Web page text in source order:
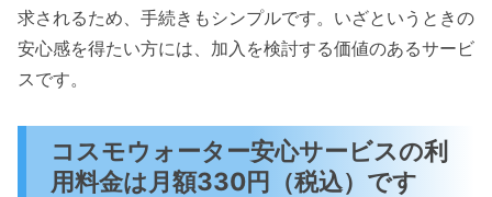
求されるため、手続きもシンプルです。いざというときの
安心感を得たい方には、加入を検討する価値のあるサービ
スです。
コスモウォーター安心サービスの利
用料金は月額330円（税込）です